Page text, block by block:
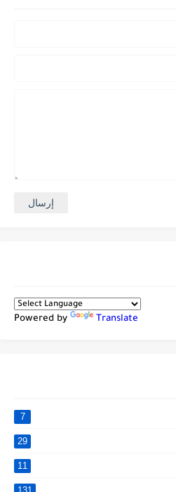
Powered by Translate
7
29
11